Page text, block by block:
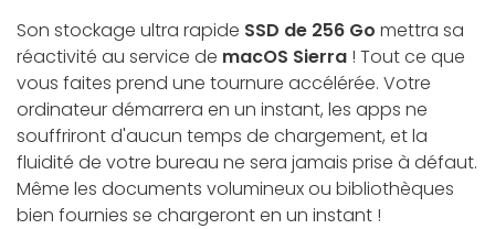
Son stockage ultra rapide SSD de 256 Go mettra sa
réactivité au service de macOS Sierra ! Tout ce que
vous faites prend une tournure accélérée. Votre
ordinateur démarrera en un instant, les apps ne
souffriront d'aucun temps de chargement, et la
fluidité de votre bureau ne sera jamais prise à défaut.
Même les documents volumineux ou bibliothèques
bien fournies se chargeront en un instant !